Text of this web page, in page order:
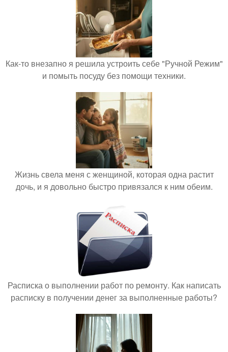
Как-то внезапно я решила устроить себе "Ручной Режим"
и помыть посуду без помощи техники.
Жизнь свела меня с женщиной, которая одна растит
дочь, и я довольно быстро привязался к ним обеим.
Расписка о выполнении работ по ремонту. Как написать
расписку в получении денег за выполненные работы?